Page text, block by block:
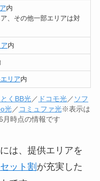
内
、その他一部エリアは対
内
リア内
くBB光／ ドコモ光／ ソフ
光／ コミュファ光※表示は
時点の情報です
は、提供エリアを
セット割 が充実した